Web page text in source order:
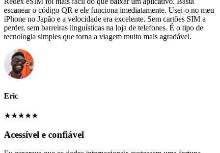
escanear o código QR e ele funciona imediatamente. Usei-o no meu
iPhone no Japão e a velocidade era excelente. Sem cartões SIM a
perder, sem barreiras linguísticas na loja de telefones. É o tipo de
tecnologia simples que torna a viagem muito mais agradável.
Eric
★★★★★
Acessível e confiável